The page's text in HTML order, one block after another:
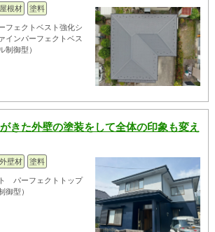
屋根材 塗料
フェクトベスト強化シ
インパーフェクトベス
制御型）
きた外壁の塗装をして全体の印象も変え
外壁材 塗料
パーフェクトトップ
御型）